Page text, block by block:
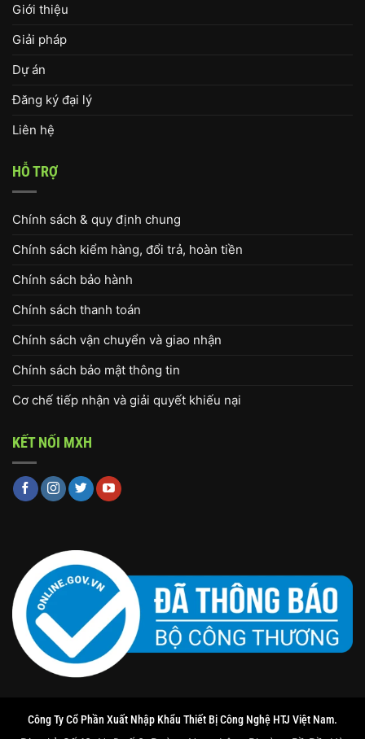
Giới thiệu
Giải pháp
Dự án
Đăng ký đại lý
Liên hệ
HỖ TRỢ
Chính sách & quy định chung
Chính sách kiểm hàng, đổi trả, hoàn tiền
Chính sách bảo hành
Chính sách thanh toán
Chính sách vận chuyển và giao nhận
Chính sách bảo mật thông tin
Cơ chế tiếp nhận và giải quyết khiếu nại
KẾT NỐI MXH
Công Ty Cổ Phần Xuất Nhập Khẩu Thiết Bị Công Nghệ HTJ Việt Nam.